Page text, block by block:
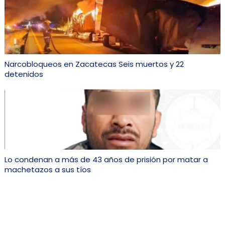
Narcobloqueos en Zacatecas Seis muertos y 22
detenidos
Lo condenan a más de 43 años de prisión por matar a
machetazos a sus tíos